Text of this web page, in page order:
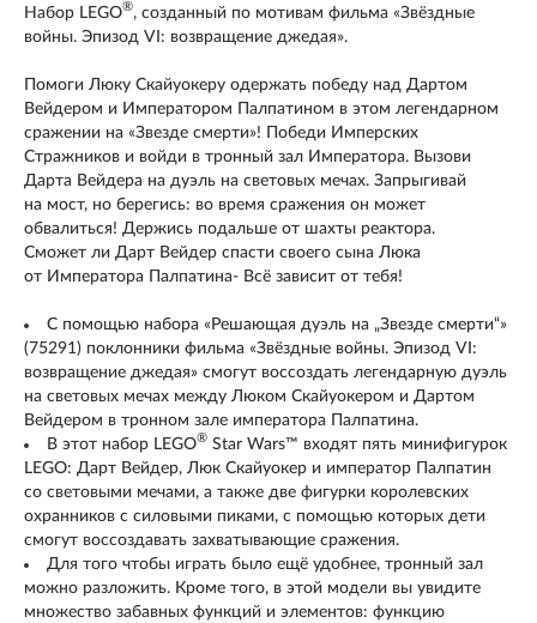
Набор LEGO®, созданный по мотивам фильма «Звёздные
войны. Эпизод VI: возвращение джедая».
Помоги Люку Скайуокеру одержать победу над Дартом
Вейдером и Императором Палпатином в этом легендарном
сражении на «Звезде смерти»! Победи Имперских
Стражников и войди в тронный зал Императора. Вызови
Дарта Вейдера на дуэль на световых мечах. Запрыгивай
на мост, но берегись: во время сражения он может
обвалиться! Держись подальше от шахты реактора.
Сможет ли Дарт Вейдер спасти своего сына Люка
от Императора Палпатина- Всё зависит от тебя!
С помощью набора «Решающая дуэль на „Звезде смерти“»
(75291) поклонники фильма «Звёздные войны. Эпизод VI:
возвращение джедая» смогут воссоздать легендарную дуэль
на световых мечах между Люком Скайуокером и Дартом
Вейдером в тронном зале императора Палпатина.
В этот набор LEGO® Star Wars™ входят пять минифигурок
LEGO: Дарт Вейдер, Люк Скайуокер и император Палпатин
со световыми мечами, а также две фигурки королевских
охранников с силовыми пиками, с помощью которых дети
смогут воссоздавать захватывающие сражения.
Для того чтобы играть было ещё удобнее, тронный зал
можно разложить. Кроме того, в этой модели вы увидите
множество забавных функций и элементов: функцию